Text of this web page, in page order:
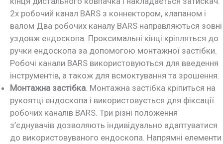
2x робочий канал BARS з коннектором, клапаном і
валом Два робочих каналу BARS направляються зовні
уздовж ендоскопа. Проксимальні кінці кріпляться до
ручки ендоскопа за допомогою монтажної застібки.
Робочі канали BARS використовуються для введення
інструментів, а також для всмоктування та зрошення.
Монтажна застібка . Монтажна застібка кріпиться на
рукоятці ендоскопа і використовується для фіксації
робочих каналів BARS. Три різні положення
з’єднувачів дозволяють індивідуально адаптуватися
до використовуваного ендоскопа. Напрямні елементи